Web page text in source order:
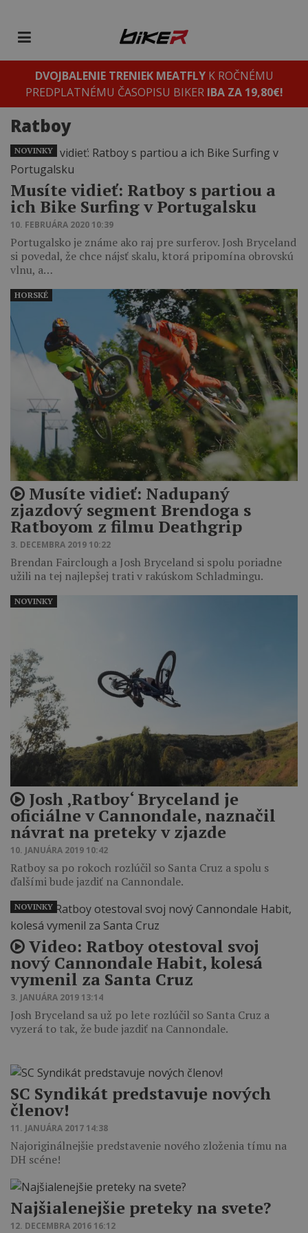
DVOJBALENIE TRENIEK MEATFLYK ROČNÉMU
PREDPLATNÉMU ČASOPISU BIKER IBA ZA 19,80€!
Ratboy
Musíte vidieť: Ratboy s partiou a
ich Bike Surfing v Portugalsku
10. FEBRUÁRA 2020 10:39
Portugalsko je známe ako raj pre surferov. Josh Bryceland
si povedal, že chce nájsť skalu, ktorá pripomína obrovskú
vlnu, a…
NOVINKY
Musíte vidieť: Nadupaný
zjazdový segment Brendoga s
Ratboyom z filmu Deathgrip
3. DECEMBRA 2019 10:22
Brendan Fairclough a Josh Bryceland si spolu poriadne
užili na tej najlepšej trati v rakúskom Schladmingu.
HORSKÉ
Josh ‚Ratboy‘ Bryceland je
oficiálne v Cannondale, naznačil
návrat na preteky v zjazde
10. JANUÁRA 2019 10:42
Ratboy sa po rokoch rozlúčil so Santa Cruz a spolu s
ďalšími bude jazdiť na Cannondale.
NOVINKY
Video: Ratboy otestoval svoj
nový Cannondale Habit, kolesá
vymenil za Santa Cruz
3. JANUÁRA 2019 13:14
Josh Bryceland sa už po lete rozlúčil so Santa Cruz a
vyzerá to tak, že bude jazdiť na Cannondale.
NOVINKY
SC Syndikát predstavuje nových
členov!
11. JANUÁRA 2017 14:38
Najoriginálnejšie predstavenie nového zloženia tímu na
DH scéne!
Najšialenejšie preteky na svete?
12. DECEMBRA 2016 16:12